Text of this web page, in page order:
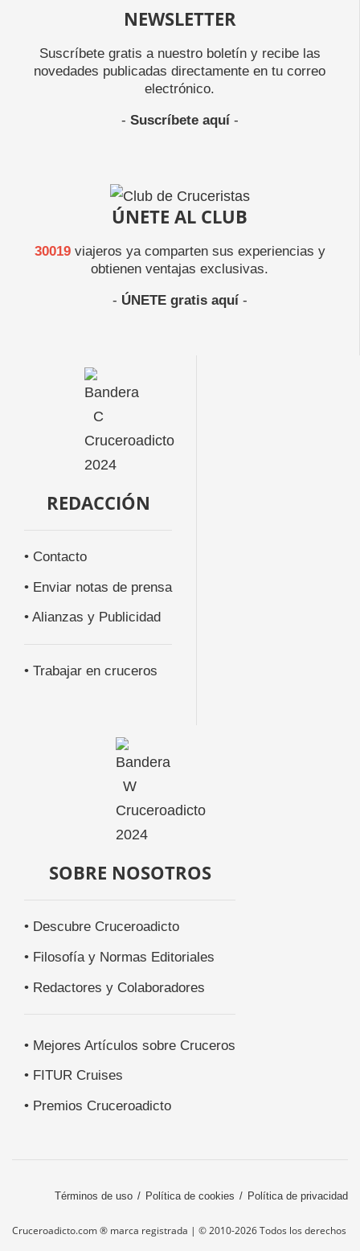
NEWSLETTER
Suscríbete gratis a nuestro boletín y recibe las
novedades publicadas directamente en tu correo
electrónico.
- Suscríbete aquí-
ÚNETE AL CLUB
30019viajeros ya comparten sus experiencias y
obtienen ventajas exclusivas.
- ÚNETE gratis aquí-
REDACCIÓN
• Contacto
• Enviar notas de prensa
• Alianzas y Publicidad
• Trabajar en cruceros
SOBRE NOSOTROS
• Descubre Cruceroadicto
• Filosofía y Normas Editoriales
• Redactores y Colaboradores
• Mejores Artículos sobre Cruceros
• FITUR Cruises
• Premios Cruceroadicto
Términos de uso Política de cookies Política de privacidad
Cruceroadicto.com ® marca registrada | © 2010-2026 Todos los derechos